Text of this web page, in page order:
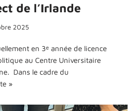
de l’Irlande
2025
en 3ᵉ année de licence
au Centre Universitaire
Dans le cadre du
»